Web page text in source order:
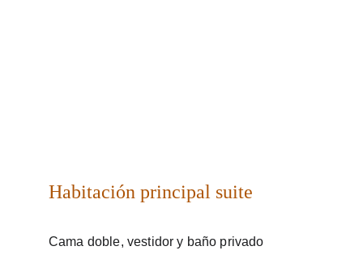
Habitación principal suite
Cama doble, vestidor y baño privado